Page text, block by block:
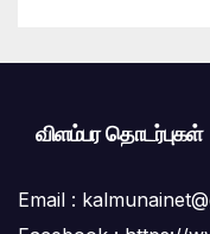
விளம்பர தொடர்புகள்
Email :